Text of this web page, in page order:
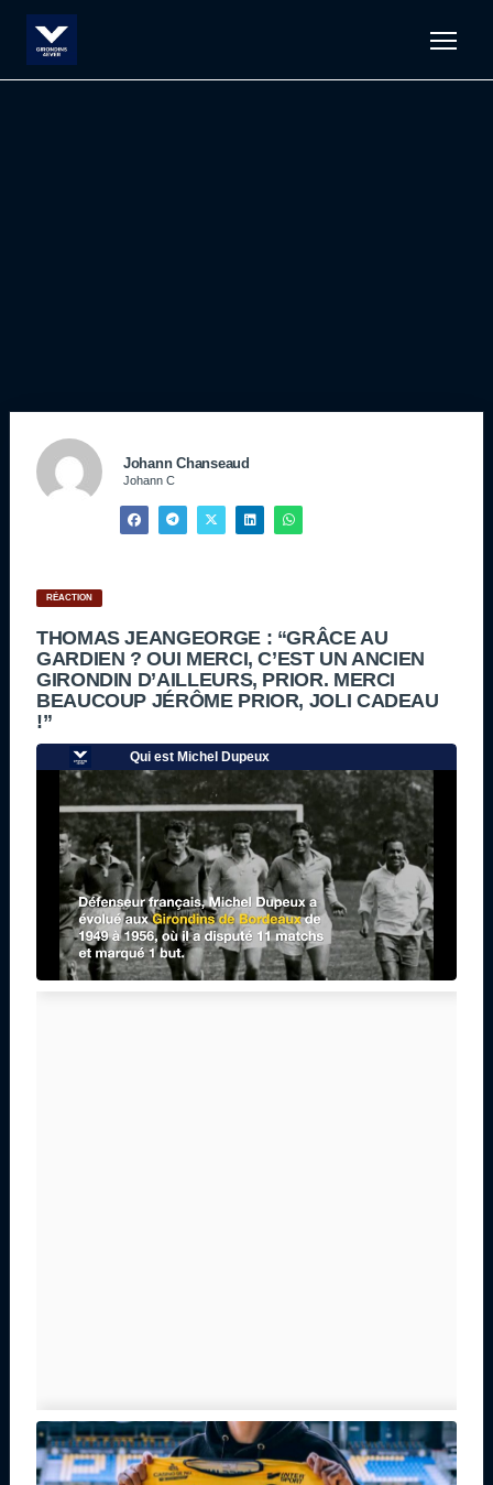
Johann Chanseaud
Johann C
RÉACTION
THOMAS JEANGEORGE : “GRÂCE AU
GARDIEN ? OUI MERCI, C’EST UN ANCIEN
GIRONDIN D’AILLEURS, PRIOR. MERCI
BEAUCOUP JÉRÔME PRIOR, JOLI CADEAU
!”